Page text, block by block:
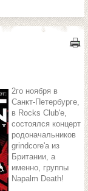
2го ноября в
Санкт-Петербурге,
в Rocks Club'e,
состоялся концерт
родоначальников
grindcore'a из
Британии, а
именно, группы
Napalm Death!